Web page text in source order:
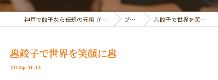
神戸で餃子なら伝統の元祖 ぎょうざ苑 ブログ 🥟餃子で世界を笑顔に🥟
🥟餃子で世界を笑顔に🥟
2024/11/12